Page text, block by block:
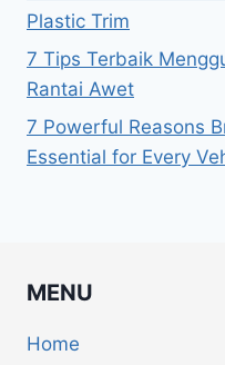
Plastic Trim
7 Tips Terbaik
Rantai Awet
7 Powerful Reasons
Essential for Every
MENU
Home